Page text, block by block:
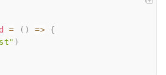
= ( ) =>
{
)